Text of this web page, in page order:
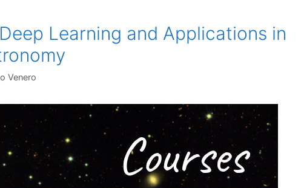
Learning and Applications in
Venero